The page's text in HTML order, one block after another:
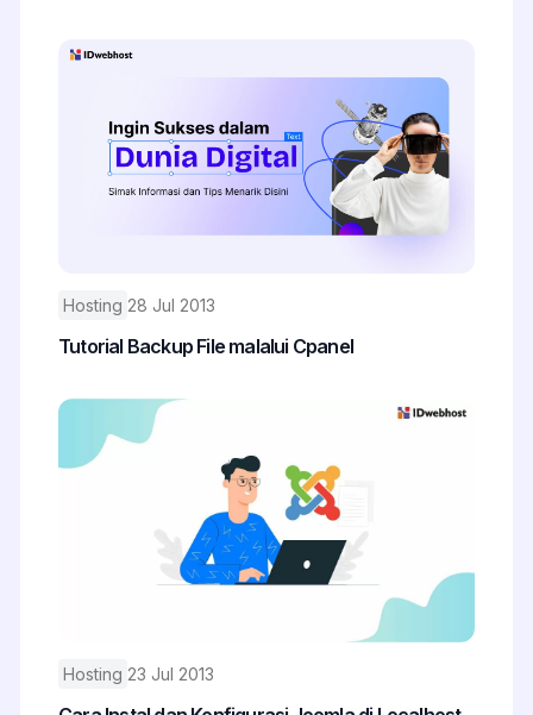
Hosting 28 Jul 2013
Tutorial Backup File malalui Cpanel
Hosting 23 Jul 2013